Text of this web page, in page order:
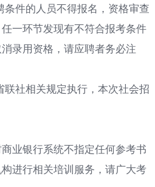
件的人员不得报名，资格审查
一环节发现有不符合报考条件
录用资格，请应聘者务必注
社相关规定执行，本次社会招
银行系统不指定任何参考书
进行相关培训服务，请广大考